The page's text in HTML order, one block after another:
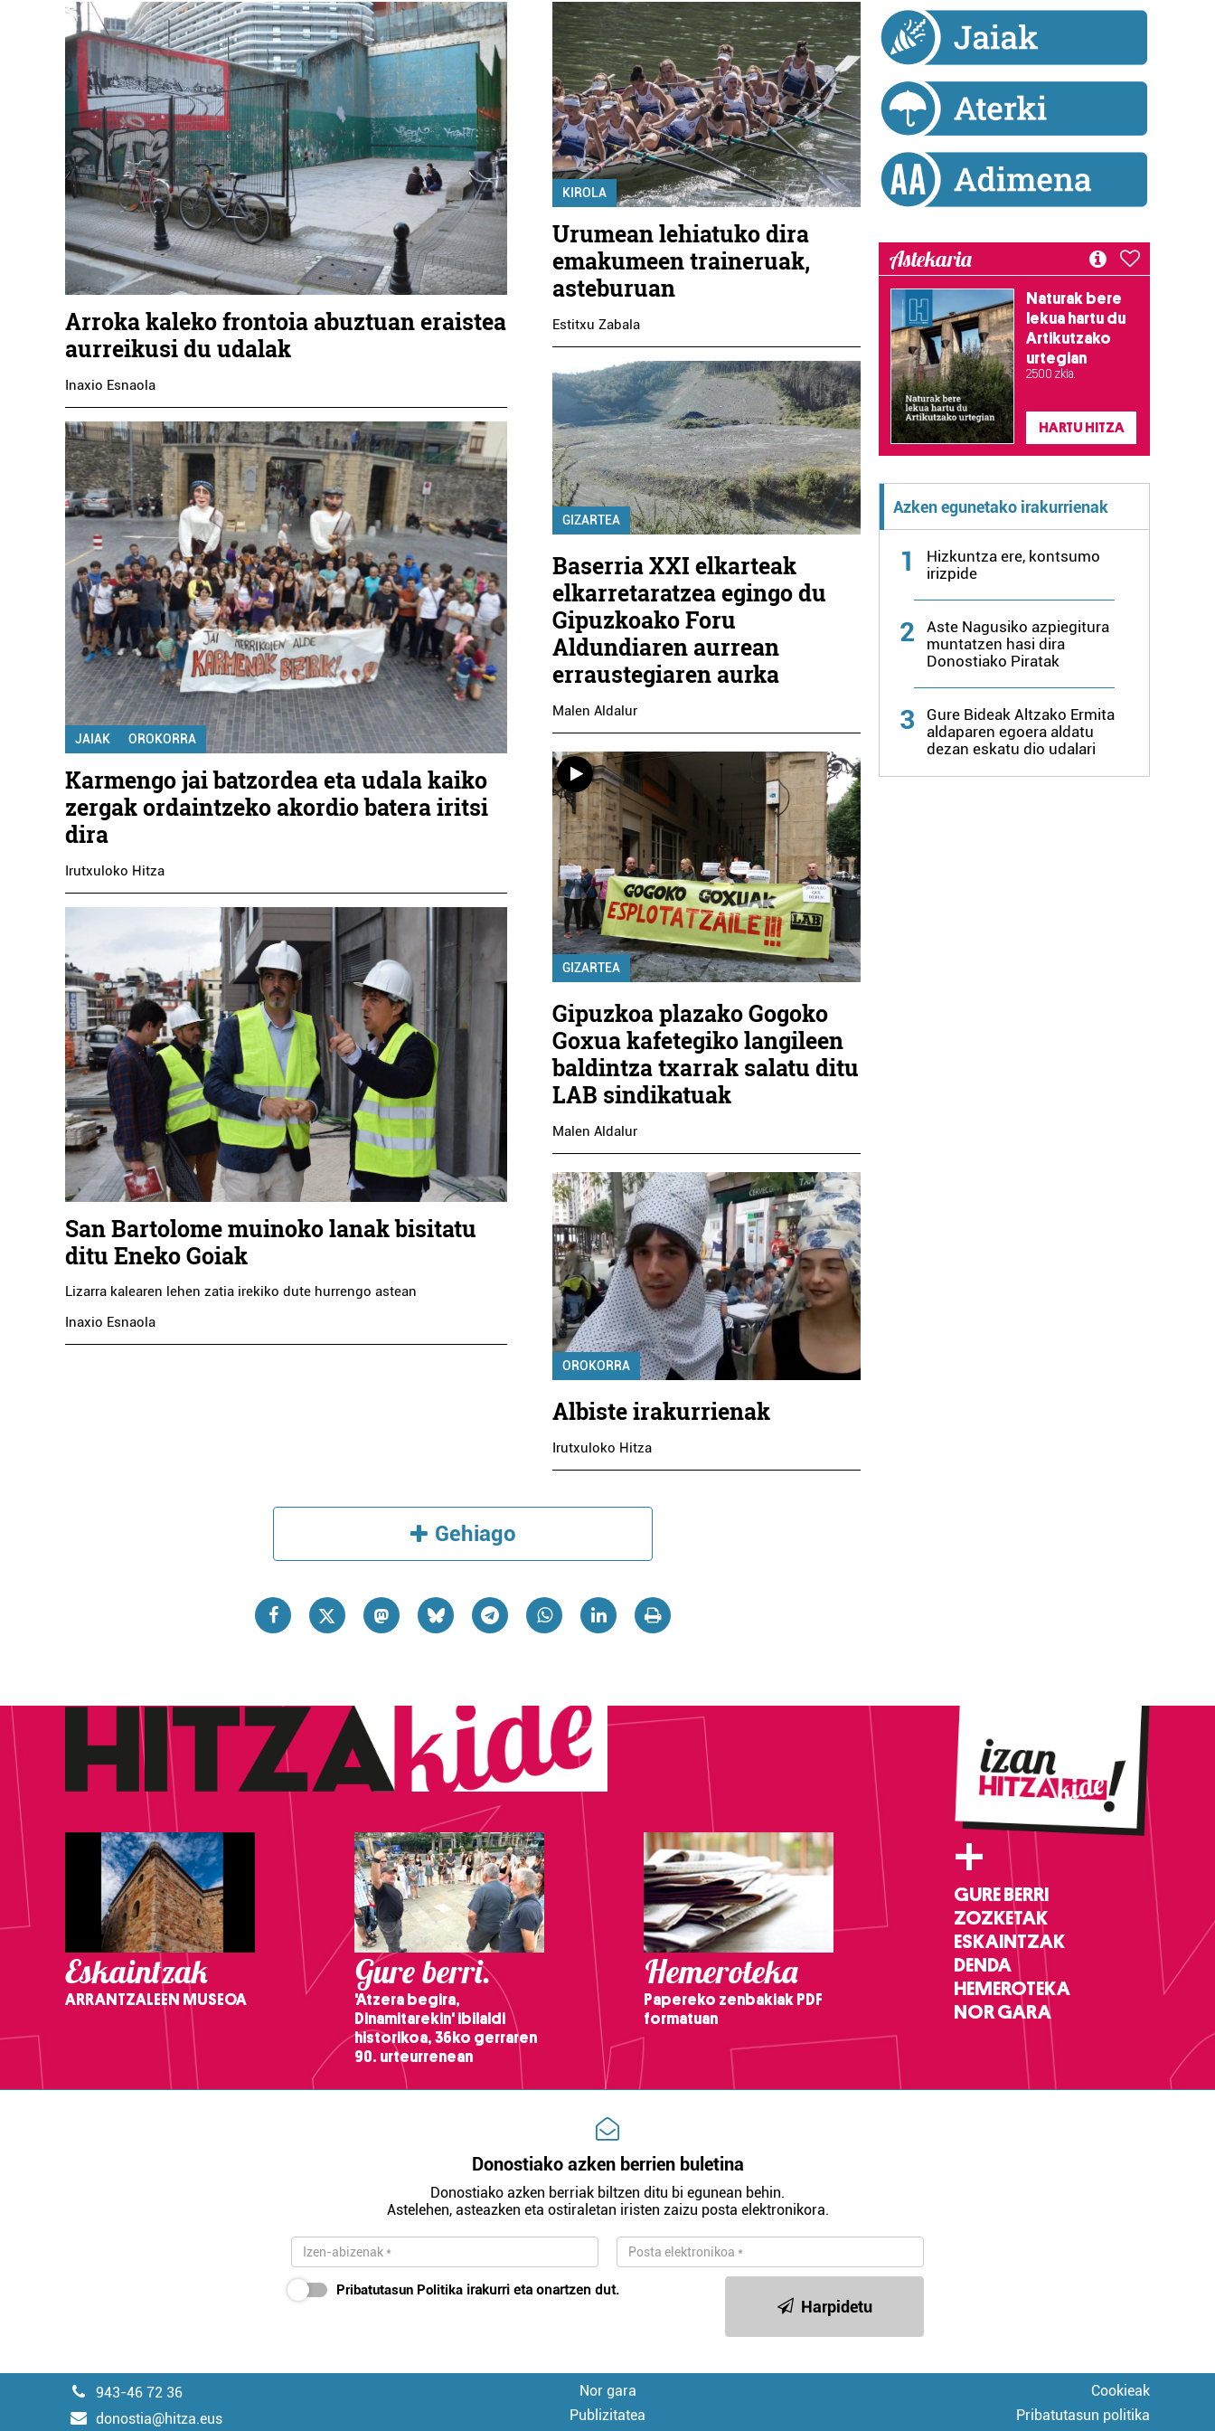
Arroka kaleko frontoia abuztuan eraistea
aurreikusi du udalak
Inaxio Esnaola
JAIAK OROKORRA
Karmengo jai batzordea eta udala kaiko
zergak ordaintzeko akordio batera iritsi
dira
Irutxuloko Hitza
San Bartolome muinoko lanak bisitatu
ditu Eneko Goiak
Lizarra kalearen lehen zatia irekiko dute hurrengo astean
Inaxio Esnaola
KIROLA
Urumean lehiatuko dira
emakumeen traineruak,
asteburuan
Estitxu Zabala
GIZARTEA
Baserria XXI elkarteak
elkarretaratzea egingo du
Gipuzkoako Foru
Aldundiaren aurrean
erraustegiaren aurka
Malen Aldalur
GIZARTEA
Gipuzkoa plazako Gogoko
Goxua kafetegiko langileen
baldintza txarrak salatu ditu
LAB sindikatuak
Malen Aldalur
OROKORRA
Albiste irakurrienak
Irutxuloko Hitza
Gehiago
Astekaria
Naturak bere
lekua hartu du
Artikutzako
urtegian
2.500 zkia.
HARTU HITZA
Azken egunetako irakurrienak
1
Hizkuntza ere, kontsumo
irizpide
2
Aste Nagusiko azpiegitura
muntatzen hasi dira
Donostiako Piratak
3
Gure Bideak Altzako Ermita
aldaparen egoera aldatu
dezan eskatu dio udalari
Eskaintzak
ARRANTZALEEN MUSEOA
Gure berri.
'Atzera begira,
Dinamitarekin' ibilaldi
historikoa, 36ko gerraren
90. urteurrenean
Hemeroteka
Papereko zenbakiak PDF
formatuan
+
GURE BERRI
ZOZKETAK
ESKAINTZAK
DENDA
HEMEROTEKA
NOR GARA
Donostiako azken berrien buletina
Donostiako azken berriak biltzen ditu bi egunean behin.
Astelehen, asteazken eta ostiraletan iristen zaizu posta elektronikora.
Pribatutasun Politika irakurri eta onartzen dut.
Harpidetu
943-46 72 36
donostia@hitza.eus
Nor gara
Publizitatea
Cookieak
Pribatutasun politika